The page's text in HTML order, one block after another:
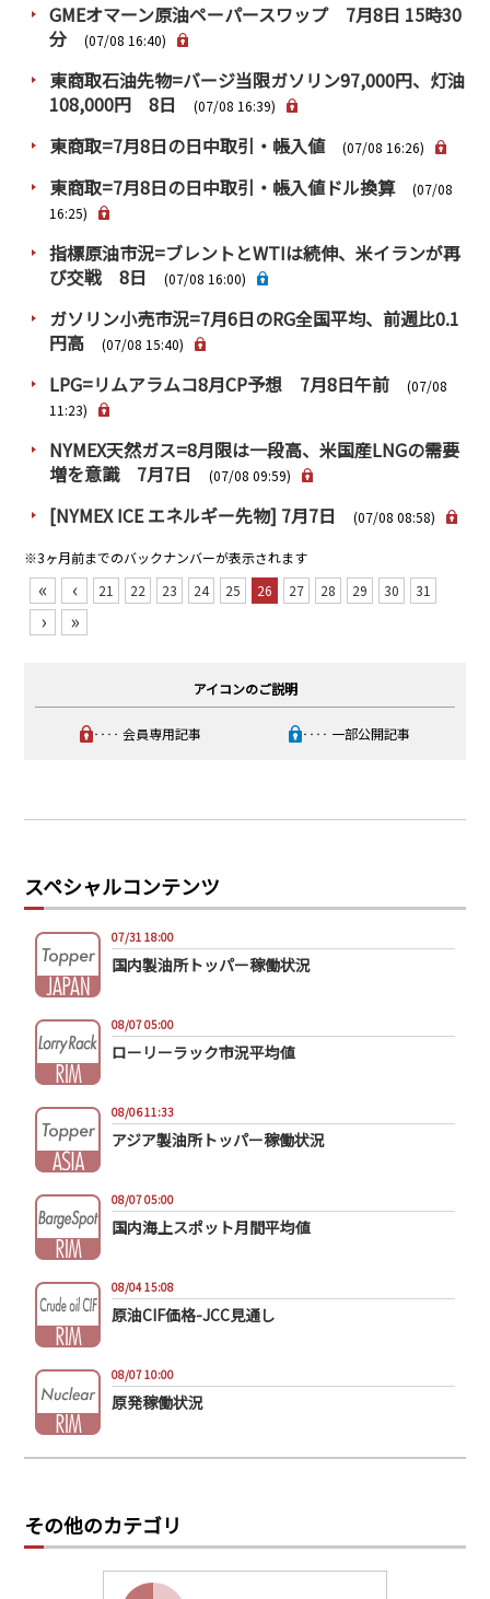
GMEオマーン原油ペーパースワップ 7月8日 15時30
分
(07/08 16:40)
東商取石油先物=バージ当限ガソリン97,000円、灯油
108,000円 8日
(07/08 16:39)
東商取=7月8日の日中取引・帳入値 (07/08 16:26)
東商取=7月8日の日中取引・帳入値ドル換算
(07/08
16:25)
指標原油市況=ブレントとWTIは続伸、米イランが再
び交戦 8日
(07/08 16:00)
ガソリン小売市況=7月6日のRG全国平均、前週比0.1
円高
(07/08 15:40)
LPG=リムアラムコ8月CP予想 7月8日午前
(07/08
11:23)
NYMEX天然ガス=8月限は一段高、米国産LNGの需要
増を意識 7月7日
(07/08 09:59)
[NYMEX ICE エネルギー先物] 7月7日 (07/08 08:58)
※3ヶ月前までのバックナンバーが表示されます
« ‹ 21 22 23 24 25 26 27 28 29 30 31
› »
アイコンのご説明
‥‥ 会員専用記事 ‥‥ 一部公開記事
スペシャルコンテンツ
07/31 18:00
国内製油所トッパー稼働状況
08/07 05:00
ローリーラック市況平均値
08/06 11:33
アジア製油所トッパー稼働状況
08/07 05:00
国内海上スポット月間平均値
08/04 15:08
原油CIF価格-JCC見通し
08/07 10:00
原発稼働状況
その他のカテゴリ